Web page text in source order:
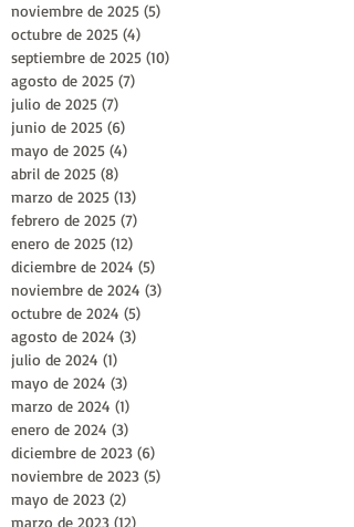
noviembre de 2025 (5)
octubre de 2025 (4)
septiembre de 2025 (10)
agosto de 2025 (7)
julio de 2025 (7)
junio de 2025 (6)
mayo de 2025 (4)
abril de 2025 (8)
marzo de 2025 (13)
febrero de 2025 (7)
enero de 2025 (12)
diciembre de 2024 (5)
noviembre de 2024 (3)
octubre de 2024 (5)
agosto de 2024 (3)
julio de 2024 (1)
mayo de 2024 (3)
marzo de 2024 (1)
enero de 2024 (3)
diciembre de 2023 (6)
noviembre de 2023 (5)
mayo de 2023 (2)
marzo de 2023 (12)